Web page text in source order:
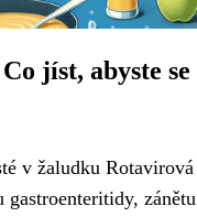
jíst, abyste se
v žaludku Rotavirová
zánětu